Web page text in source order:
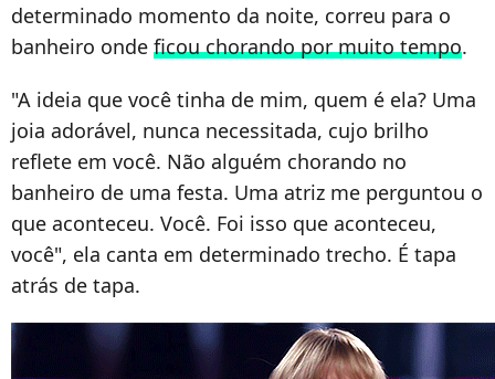
determinado momento da noite, correu para o
banheiro onde ficou chorando por muito tempo.
"A ideia que você tinha de mim, quem é ela? Uma
joia adorável, nunca necessitada, cujo brilho
reflete em você. Não alguém chorando no
banheiro de uma festa. Uma atriz me perguntou o
que aconteceu. Você. Foi isso que aconteceu,
você", ela canta em determinado trecho. É tapa
atrás de tapa.